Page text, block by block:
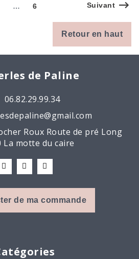
… 6 Suivant
Retour en haut
de Paline
06.82.29.99.34
Roux Route de pré Long
La motte du caire
de ma commande